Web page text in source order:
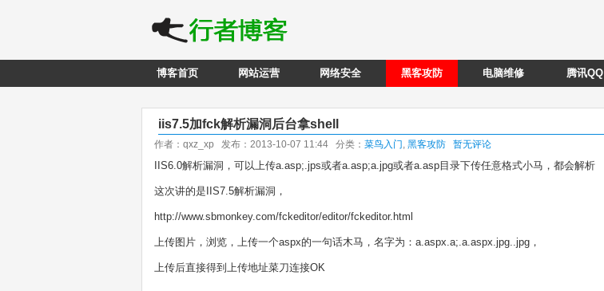
博客首页 网站运营 网络安全 黑客攻防 电脑维修 腾讯QQ
iis7.5加fck解析漏洞后台拿shell
作者：qxz_xp 发布：2013-10-07 11:44 分类： 菜鸟入门, 黑客攻防 暂无评论
IIS6.0解析漏洞，可以上传a.asp;.jps或者a.asp;a.jpg或者a.asp目录下传任意格式小马，都会解析
这次讲的是IIS7.5解析漏洞，
http://www.sbmonkey.com/fckeditor/editor/fckeditor.html
上传图片，浏览，上传一个aspx的一句话木马，名字为：a.aspx.a;.a.aspx.jpg..jpg，
上传后直接得到上传地址菜刀连接OK